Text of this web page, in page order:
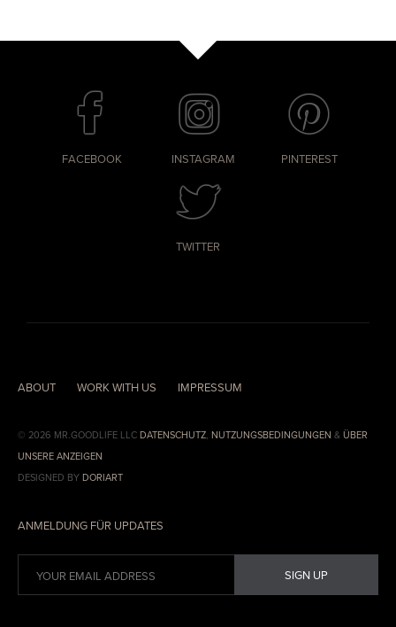
FACEBOOK INSTAGRAM PINTEREST
TWITTER
ABOUT WORK WITH US IMPRESSUM
© 2026 MR.GOODLIFE LLC DATENSCHUTZ, NUTZUNGSBEDINGUNGEN & ÜBER
UNSERE ANZEIGEN
DESIGNED BY DORIART
ANMELDUNG FÜR UPDATES